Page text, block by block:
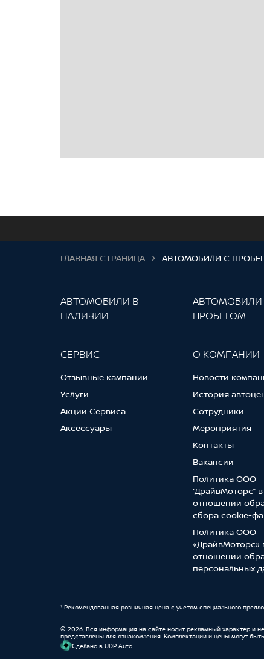
ГЛАВНАЯ СТРАНИЦА АВТОМОБИЛИ С
АВТОМОБИЛИ В
НАЛИЧИИ
СЕРВИС
Отзывные кампании
Услуги
Акции Сервиса
Аксессуары
АВТОМОБИЛИ
ПРОБЕГОМ
О КОМПАНИИ
Новости
История
Сотрудники
Мероприятия
Контакты
Вакансии
Политика ООО
“ДрайвМоторс” в
отношении
сбора cookie-
Политика ООО
«ДрайвМоторс»
отношении
персональных
¹ Рекомендованная розничная цена с учетом специального
© 2026, Вся информация на сайте носит рекламный характер и
представлены для ознакомления. Комплектации и цены могут
Cделано в UDP Auto